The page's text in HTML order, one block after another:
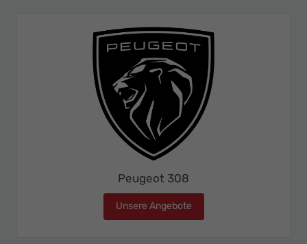
Peugeot 308
Unsere Angebote